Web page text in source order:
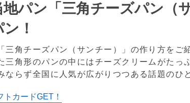
パン「三角チーズパン（
！
三角チーズパン（サンチー）」の作り方をご
三角形のパンの中にはチーズクリームがたっ
ならず全国に人気が広がりつつある話題のひ
カードGET！